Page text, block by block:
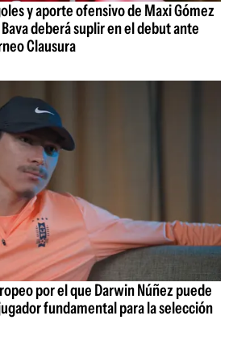
y aporte ofensivo de Maxi Gómez
deberá suplir en el debut ante
Clausura
por el que Darwin Núñez puede
fundamental para la selección